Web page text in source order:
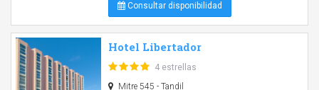
Consultar disponibilidad
Hotel Libertador
4 estrellas
Mitre 545 - Tandil